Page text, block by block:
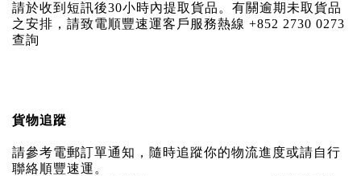
請於收到短訊後30小時內提取貨品。有關逾期未取貨品
之安排，請致電順豐速運客戶服務熱線 +852 2730 0273
查詢
貨物追蹤
請參考電郵訂單通知，隨時追蹤你的物流進度或請自行
聯絡順豐速運。